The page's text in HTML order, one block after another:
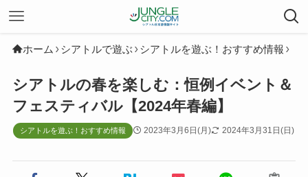
ホーム シアトルで遊ぶ シアトルを遊ぶ！おすすめ情報
シアトルの春を楽しむ：恒例イベント＆
フェスティバル【2024年春編】
シアトルを遊ぶ！おすすめ情報 2023年3月6日(月) 2024年3月31日(日)